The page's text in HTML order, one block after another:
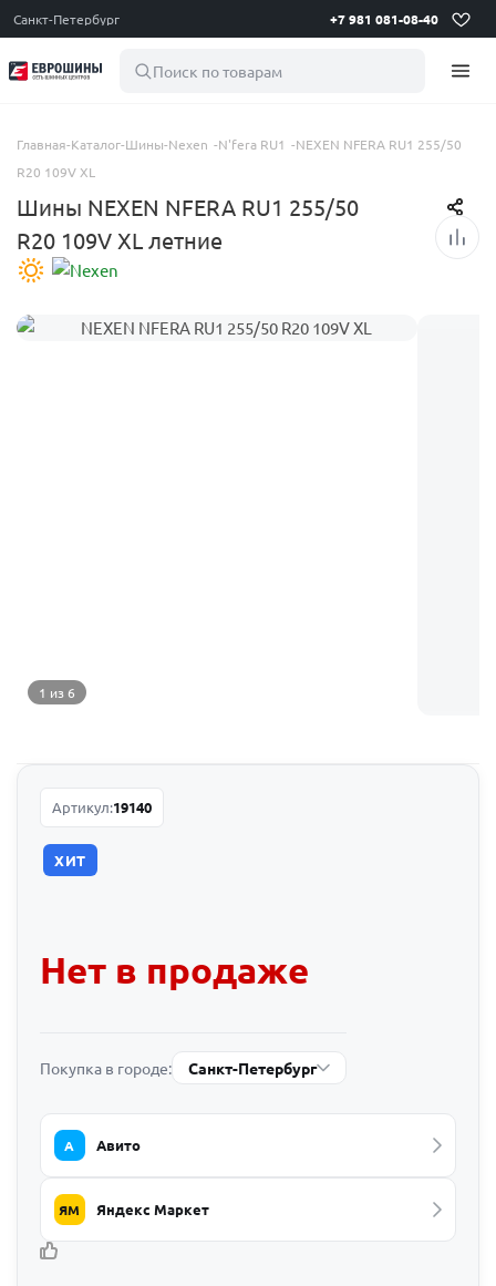
Санкт-Петербург +7 981 081-08-40
Поиск по товарам
Главная-Каталог-Шины-Nexen -N'fera RU1 -NEXEN NFERA RU1 255/50
R20 109V XL
Шины NEXEN NFERA RU1 255/50
R20 109V XL летние
1 из 6
Артикул:19140
ХИТ
Нет в продаже
Покупка в городе: Санкт-Петербург
А Авито
ЯМ Яндекс Маркет